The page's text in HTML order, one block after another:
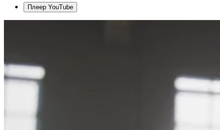
Плеер YouTube